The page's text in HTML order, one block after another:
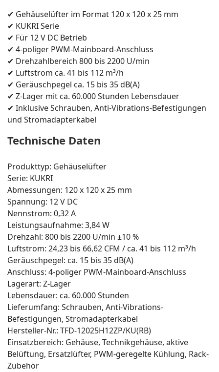
✔ Gehäuselüfter im Format 120 x 120 x 25 mm
✔ KUKRI Serie
✔ Für 12 V DC Betrieb
✔ 4-poliger PWM-Mainboard-Anschluss
✔ Drehzahlbereich 800 bis 2200 U/min
✔ Luftstrom ca. 41 bis 112 m³/h
✔ Geräuschpegel ca. 15 bis 35 dB(A)
✔ Z-Lager mit ca. 60.000 Stunden Lebensdauer
✔ Inklusive Schrauben, Anti-Vibrations-Befestigungen
und Stromadapterkabel
Technische Daten
Produkttyp: Gehäuselüfter
Serie: KUKRI
Abmessungen: 120 x 120 x 25 mm
Spannung: 12 V DC
Nennstrom: 0,32 A
Leistungsaufnahme: 3,84 W
Drehzahl: 800 bis 2200 U/min ±10 %
Luftstrom: 24,23 bis 66,62 CFM / ca. 41 bis 112 m³/h
Geräuschpegel: ca. 15 bis 35 dB(A)
Anschluss: 4-poliger PWM-Mainboard-Anschluss
Lagerart: Z-Lager
Lebensdauer: ca. 60.000 Stunden
Lieferumfang: Schrauben, Anti-Vibrations-
Befestigungen, Stromadapterkabel
Hersteller-Nr.: TFD-12025H12ZP/KU(RB)
Einsatzbereich: Gehäuse, Technikgehäuse, aktive
Belüftung, Ersatzlüfter, PWM-geregelte Kühlung, Rack-
Zubehör